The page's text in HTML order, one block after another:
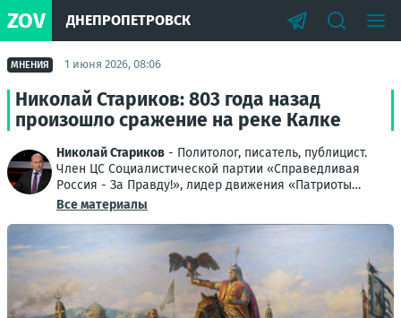
ZOV ДНЕПРОПЕТРОВСК
МНЕНИЯ 1 июня 2026, 08:06
Николай Стариков: 803 года назад
произошло сражение на реке Калке
Николай Стариков - Политолог, писатель, публицист.
Член ЦС Социалистической партии «Справедливая
Россия - За Правду!», лидер движения «Патриоты
Великого Отечества»
Все материалы